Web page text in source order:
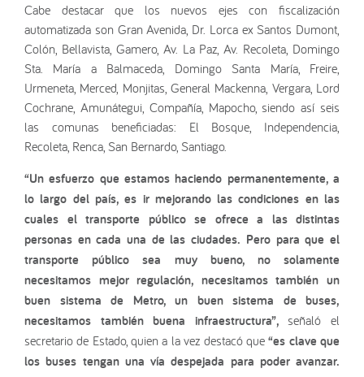
Cabe destacar que los nuevos ejes con fiscalización
automatizada son Gran Avenida, Dr. Lorca ex Santos Dumont,
Colón, Bellavista, Gamero, Av. La Paz, Av. Recoleta, Domingo
Sta. María a Balmaceda, Domingo Santa María, Freire,
Urmeneta, Merced, Monjitas, General Mackenna, Vergara, Lord
Cochrane, Amunátegui, Compañía, Mapocho, siendo así seis
las comunas beneficiadas: El Bosque, Independencia,
Recoleta, Renca, San Bernardo, Santiago.
“Un esfuerzo que estamos haciendo permanentemente, a
lo largo del país, es ir mejorando las condiciones en las
cuales el transporte público se ofrece a las distintas
personas en cada una de las ciudades. Pero para que el
transporte público sea muy bueno, no solamente
necesitamos mejor regulación, necesitamos también un
buen sistema de Metro, un buen sistema de buses,
necesitamos también buena infraestructura”,señaló el
secretario de Estado, quien a la vez destacó que“es clave que
los buses tengan una vía despejada para poder avanzar.